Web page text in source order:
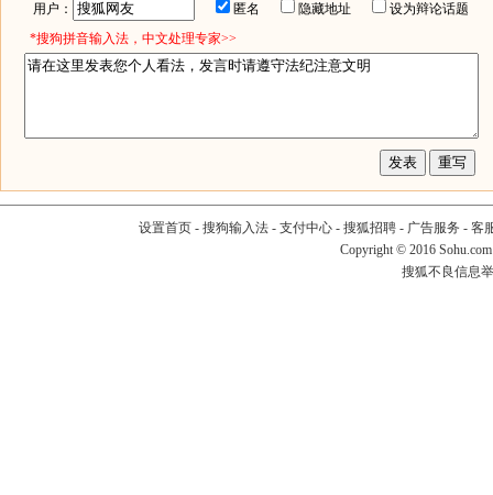
用户： 匿名 隐藏地址
设为辩论话题
*搜狗拼音输入法，中文处理专家>>
设置首页- 搜狗输入法- 支付中心- 搜狐招聘- 广告服务 - 客
Copyright © 2016
搜狐不良信息